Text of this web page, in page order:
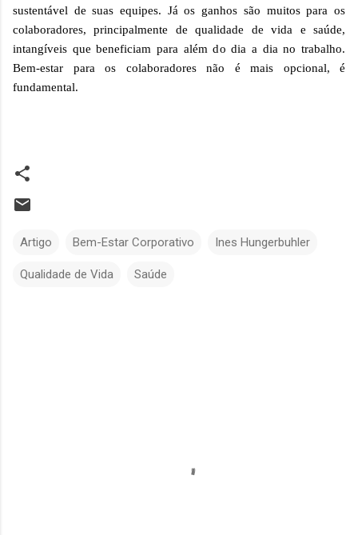
sustentável de suas equipes. Já os ganhos são muitos para os
colaboradores, principalmente de qualidade de vida e saúde,
intangíveis que beneficiam para além do dia a dia no trabalho.
Bem-estar para os colaboradores não é mais opcional, é
fundamental.
Artigo Bem-Estar Corporativo Ines Hungerbuhler
Qualidade de Vida Saúde